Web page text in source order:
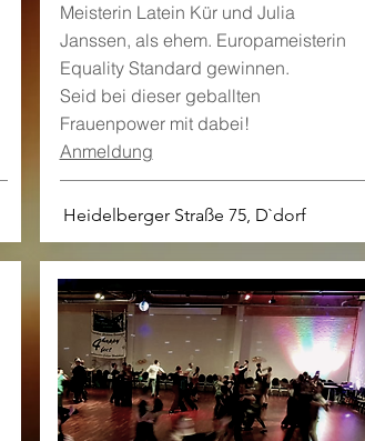
Meisterin Latein Kür und Julia
Janssen, als ehem. Europameisterin
Equality Standard gewinnen.
Seid bei dieser geballten
Frauenpower mit dabei!
Anmeldung
Heidelberger Straße 75, D`dorf